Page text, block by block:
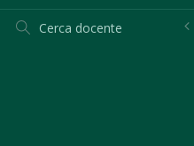
Cerca docente